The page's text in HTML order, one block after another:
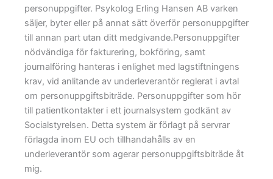
personuppgifter. Psykolog Erling Hansen AB varken
säljer, byter eller på annat sätt överför personuppgifter
till annan part utan ditt medgivande.Personuppgifter
nödvändiga för fakturering, bokföring, samt
journalföring hanteras i enlighet med lagstiftningens
krav, vid anlitande av underleverantör reglerat i avtal
om personuppgiftsbiträde. Personuppgifter som hör
till patientkontakter i ett journalsystem godkänt av
Socialstyrelsen. Detta system är förlagt på servrar
förlagda inom EU och tillhandahålls av en
underleverantör som agerar personuppgiftsbiträde åt
mig.